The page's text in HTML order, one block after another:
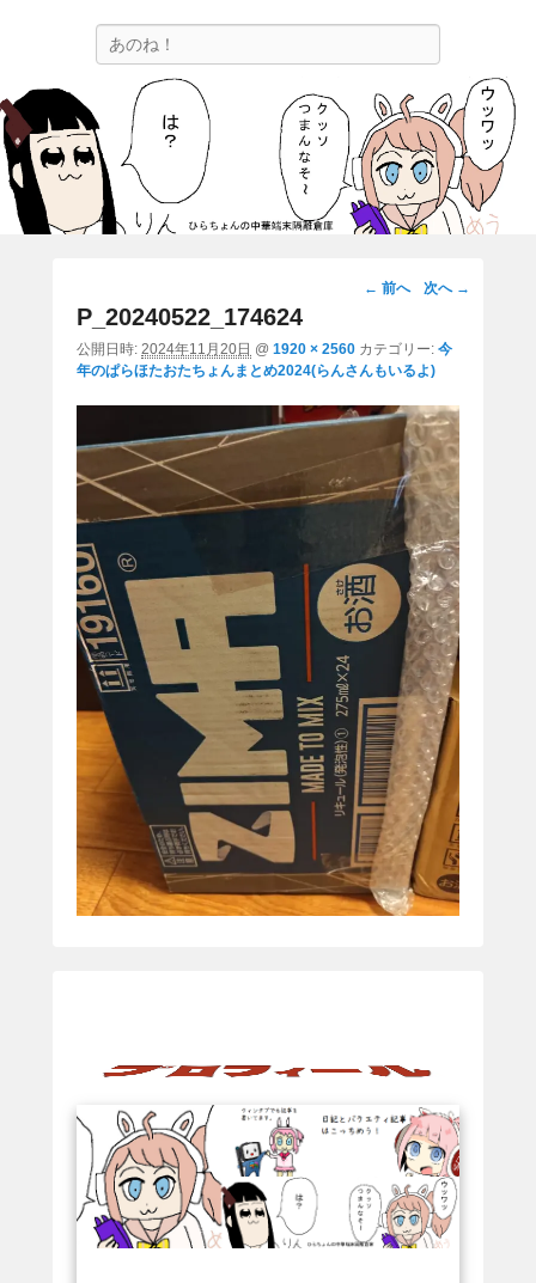
ひらちょんの中華端末隔離倉庫
ほたがページ上部にある検索バーを消してくれたサイトです。
画
ビ
ー
ン
← 前へ 次へ →
P_20240522_174624
公開日時: 2024年11月20日 @ 1920 × 2560 カテゴリー: 今
年のぱらほたおたちょんまとめ2024(らんさんもいるよ)